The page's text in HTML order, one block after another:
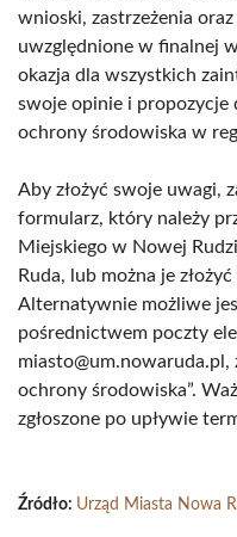
wnioski, zastrzeżenia
uwzględnione w finalnej
okazja dla wszystkich
swoje opinie i propozycje
ochrony środowiska w
Aby złożyć swoje uwagi,
formularz, który należy
Miejskiego w Nowej
Ruda, lub można je
Alternatywnie możliwe
pośrednictwem poczty
miasto@um.nowaruda.pl,
ochrony środowiska”.
zgłoszone po upływie
Źródło: Urząd Miasta Nowa